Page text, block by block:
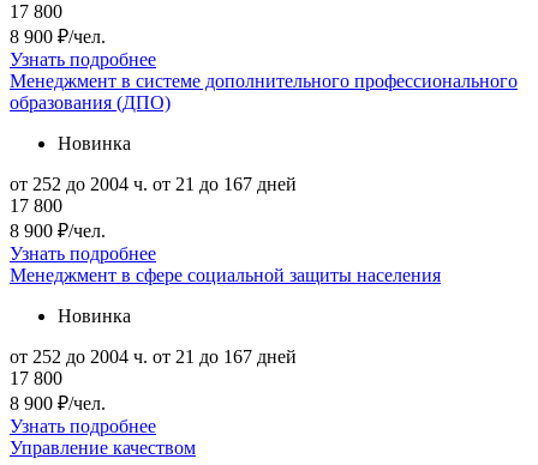
17 800
8 900 ₽/чел.
Узнать подробнее
Менеджмент в системе дополнительного профессионального
образования (ДПО)
Новинка
от 252 до 2004 ч. от 21 до 167 дней
17 800
8 900 ₽/чел.
Узнать подробнее
Менеджмент в сфере социальной защиты населения
Новинка
от 252 до 2004 ч. от 21 до 167 дней
17 800
8 900 ₽/чел.
Узнать подробнее
Управление качеством